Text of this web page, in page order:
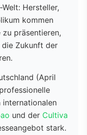
Hersteller,
kommen
zu präsentieren,
die Zukunft der
(April
internationalen
und der Cultiva
stark.